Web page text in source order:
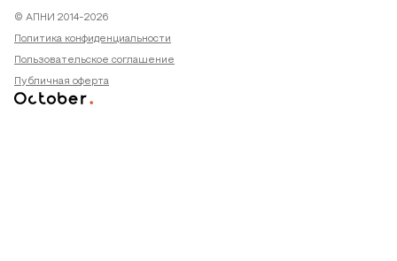
© АПНИ 2014-2026
Политика конфиденциальности
Пользовательское соглашение
Публичная оферта